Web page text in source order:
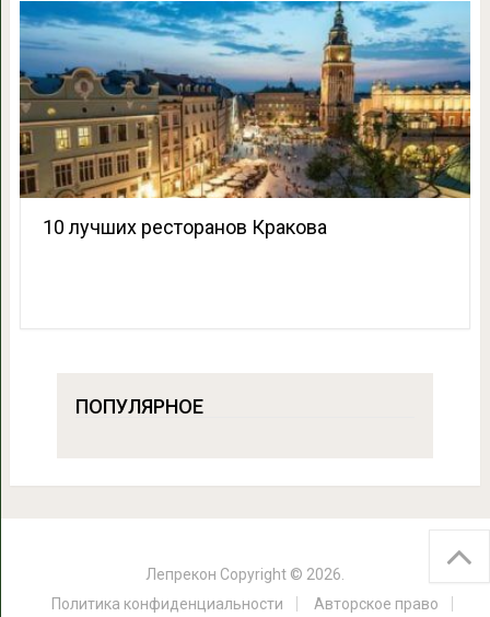
10 лучших ресторанов Кракова
ПОПУЛЯРНОЕ
Лепрекон Copyright © 2026.
Политика конфиденциальности
Авторское право